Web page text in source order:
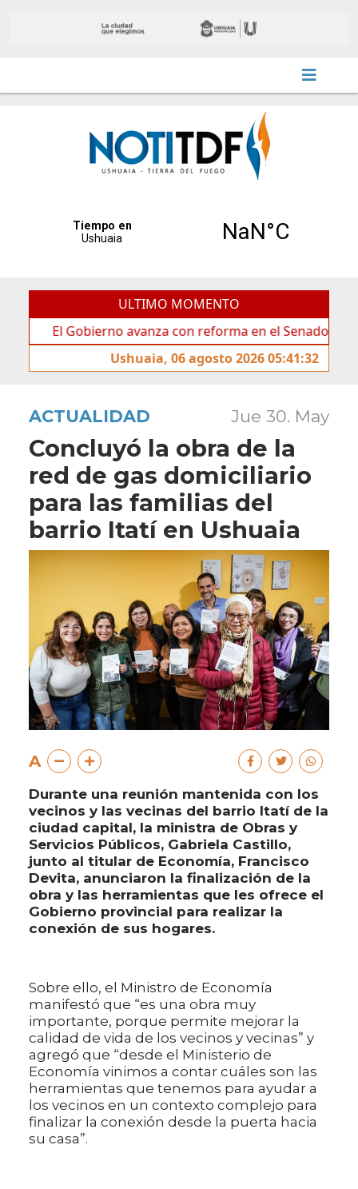
ULTIMO MOMENTO
El Gobierno avanza con reforma en el Senado
Ideas
Ushuaia, 06 agosto 2026 05:41:32
ACTUALIDAD Jue 30. May
Concluyó la obra de la
red de gas domiciliario
para las familias del
barrio Itatí en Ushuaia
A
Durante una reunión mantenida con los
vecinos y las vecinas del barrio Itatí de la
ciudad capital, la ministra de Obras y
Servicios Públicos, Gabriela Castillo,
junto al titular de Economía, Francisco
Devita, anunciaron la finalización de la
obra y las herramientas que les ofrece el
Gobierno provincial para realizar la
conexión de sus hogares.
Sobre ello, el Ministro de Economía
manifestó que “es una obra muy
importante, porque permite mejorar la
calidad de vida de los vecinos y vecinas” y
agregó que “desde el Ministerio de
Economía vinimos a contar cuáles son las
herramientas que tenemos para ayudar a
los vecinos en un contexto complejo para
finalizar la conexión desde la puerta hacia
su casa”.